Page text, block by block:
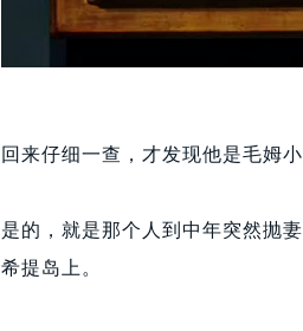
回来仔细一查，才发现他是毛姆
是的，就是那个人到中年突然抛
希提岛上。